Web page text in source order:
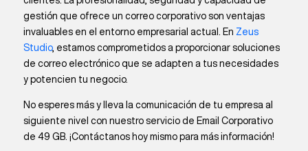
gestión que ofrece un correo corporativo son ventajas
invaluables en el entorno empresarial actual. En Zeus
Studio, estamos comprometidos a proporcionar soluciones
de correo electrónico que se adapten a tus necesidades
y potencien tu negocio.
No esperes más y lleva la comunicación de tu empresa al
siguiente nivel con nuestro servicio de Email Corporativo
de 49 GB. ¡Contáctanos hoy mismo para más información!